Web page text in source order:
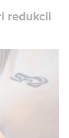
redukcii